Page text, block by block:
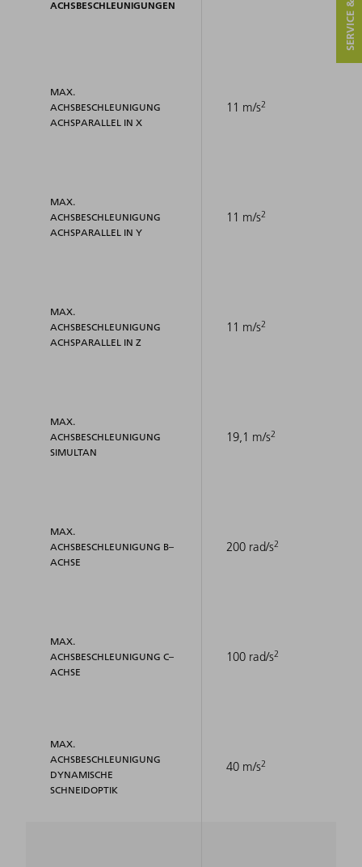
ACHSBESCHLEUNIGUNGEN
MAX.
ACHSBESCHLEUNIGUNG
ACHSPARALLEL IN X
MAX.
ACHSBESCHLEUNIGUNG
ACHSPARALLEL IN Y
MAX.
ACHSBESCHLEUNIGUNG
ACHSPARALLEL IN Z
MAX.
ACHSBESCHLEUNIGUNG
SIMULTAN
MAX.
ACHSBESCHLEUNIGUNG B–
ACHSE
MAX.
ACHSBESCHLEUNIGUNG C–
ACHSE
MAX.
ACHSBESCHLEUNIGUNG
DYNAMISCHE
SCHNEIDOPTIK
11 m/s2
11 m/s2
11 m/s2
19,1 m/s2
200 rad/s2
100 rad/s2
40 m/s2